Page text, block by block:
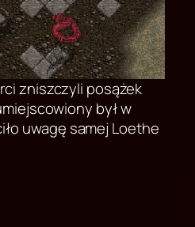
zniszczyli posążek
był w
uwagę samej Loethe